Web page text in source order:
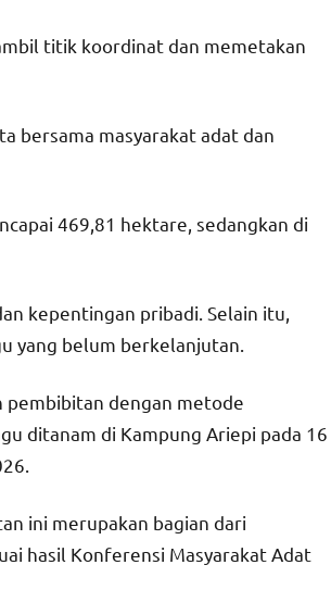
titik koordinat dan memetakan
bersama masyarakat adat dan
469,81 hektare, sedangkan di
kepentingan pribadi. Selain itu,
yang belum berkelanjutan.
pembibitan dengan metode
ditanam di Kampung Ariepi pada 16
ini merupakan bagian dari
hasil Konferensi Masyarakat Adat